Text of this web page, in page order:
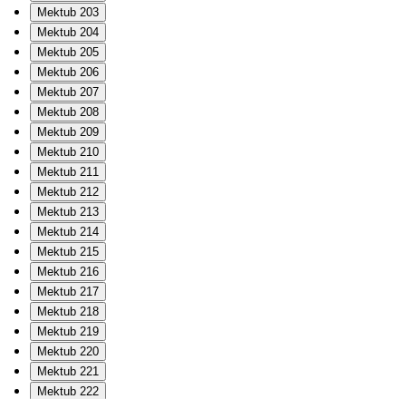
Mektub 203
Mektub 204
Mektub 205
Mektub 206
Mektub 207
Mektub 208
Mektub 209
Mektub 210
Mektub 211
Mektub 212
Mektub 213
Mektub 214
Mektub 215
Mektub 216
Mektub 217
Mektub 218
Mektub 219
Mektub 220
Mektub 221
Mektub 222